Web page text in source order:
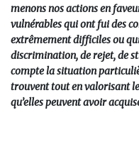
menons nos actions en
vulnérables qui ont fui des
extrêmement difficiles ou
discrimination, de rejet, de
compte la situation
trouvent tout en valorisant
qu’elles peuvent avoir